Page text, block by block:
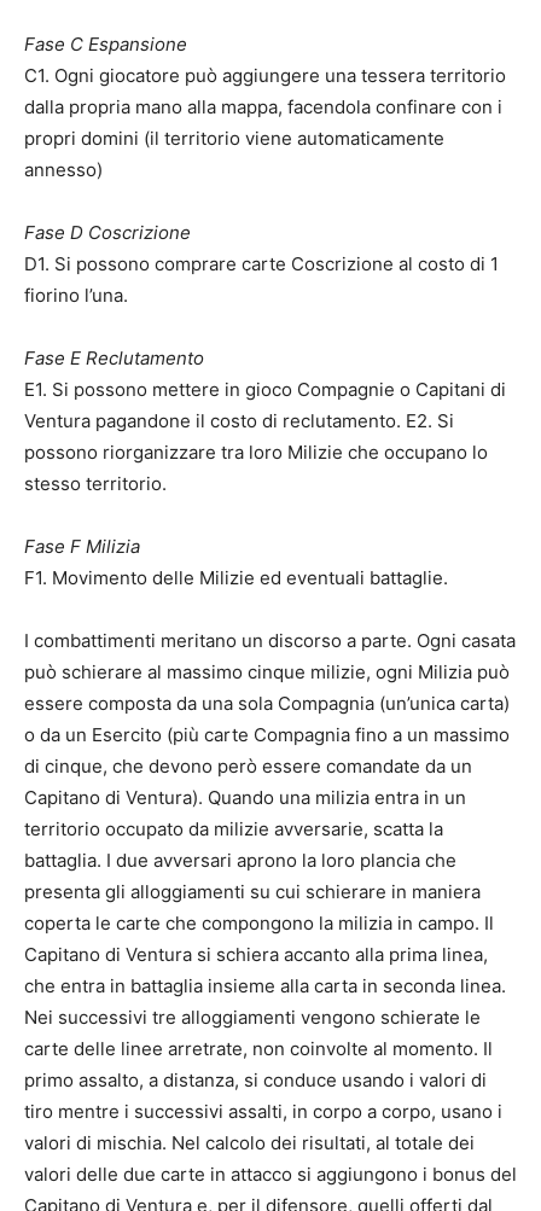
Fase C Espansione
C1. Ogni giocatore può aggiungere una tessera territorio
dalla propria mano alla mappa, facendola confinare con i
propri domini (il territorio viene automaticamente
annesso)
Fase D Coscrizione
D1. Si possono comprare carte Coscrizione al costo di 1
fiorino l’una.
Fase E Reclutamento
E1. Si possono mettere in gioco Compagnie o Capitani di
Ventura pagandone il costo di reclutamento. E2. Si
possono riorganizzare tra loro Milizie che occupano lo
stesso territorio.
Fase F Milizia
F1. Movimento delle Milizie ed eventuali battaglie.
I combattimenti meritano un discorso a parte. Ogni casata
può schierare al massimo cinque milizie, ogni Milizia può
essere composta da una sola Compagnia (un’unica carta)
o da un Esercito (più carte Compagnia fino a un massimo
di cinque, che devono però essere comandate da un
Capitano di Ventura). Quando una milizia entra in un
territorio occupato da milizie avversarie, scatta la
battaglia. I due avversari aprono la loro plancia che
presenta gli alloggiamenti su cui schierare in maniera
coperta le carte che compongono la milizia in campo. Il
Capitano di Ventura si schiera accanto alla prima linea,
che entra in battaglia insieme alla carta in seconda linea.
Nei successivi tre alloggiamenti vengono schierate le
carte delle linee arretrate, non coinvolte al momento. Il
primo assalto, a distanza, si conduce usando i valori di
tiro mentre i successivi assalti, in corpo a corpo, usano i
valori di mischia. Nel calcolo dei risultati, al totale dei
valori delle due carte in attacco si aggiungono i bonus del
Capitano di Ventura e, per il difensore, quelli offerti dal